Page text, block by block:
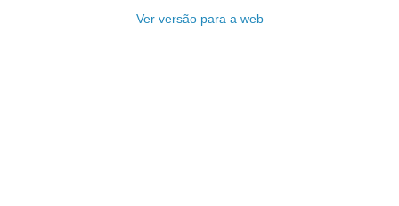
Ver versão para a web